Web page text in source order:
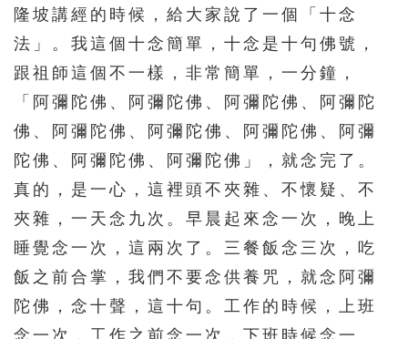
隆坡講經的時候，給大家說了一個「十念
法」。我這個十念簡單，十念是十句佛號，
跟祖師這個不一樣，非常簡單，一分鐘，
「阿彌陀佛、阿彌陀佛、阿彌陀佛、阿彌陀
佛、阿彌陀佛、阿彌陀佛、阿彌陀佛、阿彌
陀佛、阿彌陀佛、阿彌陀佛」，就念完了。
真的，是一心，這裡頭不夾雜、不懷疑、不
夾雜，一天念九次。早晨起來念一次，晚上
睡覺念一次，這兩次了。三餐飯念三次，吃
飯之前合掌，我們不要念供養咒，就念阿彌
陀佛，念十聲，這十句。工作的時候，上班
念一次，工作之前念一次，下班時候念一